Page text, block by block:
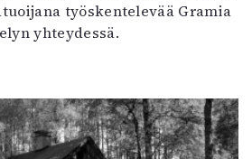
työskentelevää Gramia
yhteydessä.